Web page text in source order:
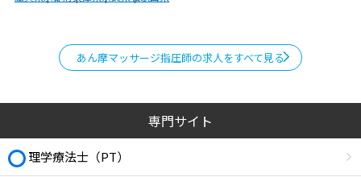
あん摩マッサージ指圧師の求人をすべて見る
専門サイト
理学療法士（PT）